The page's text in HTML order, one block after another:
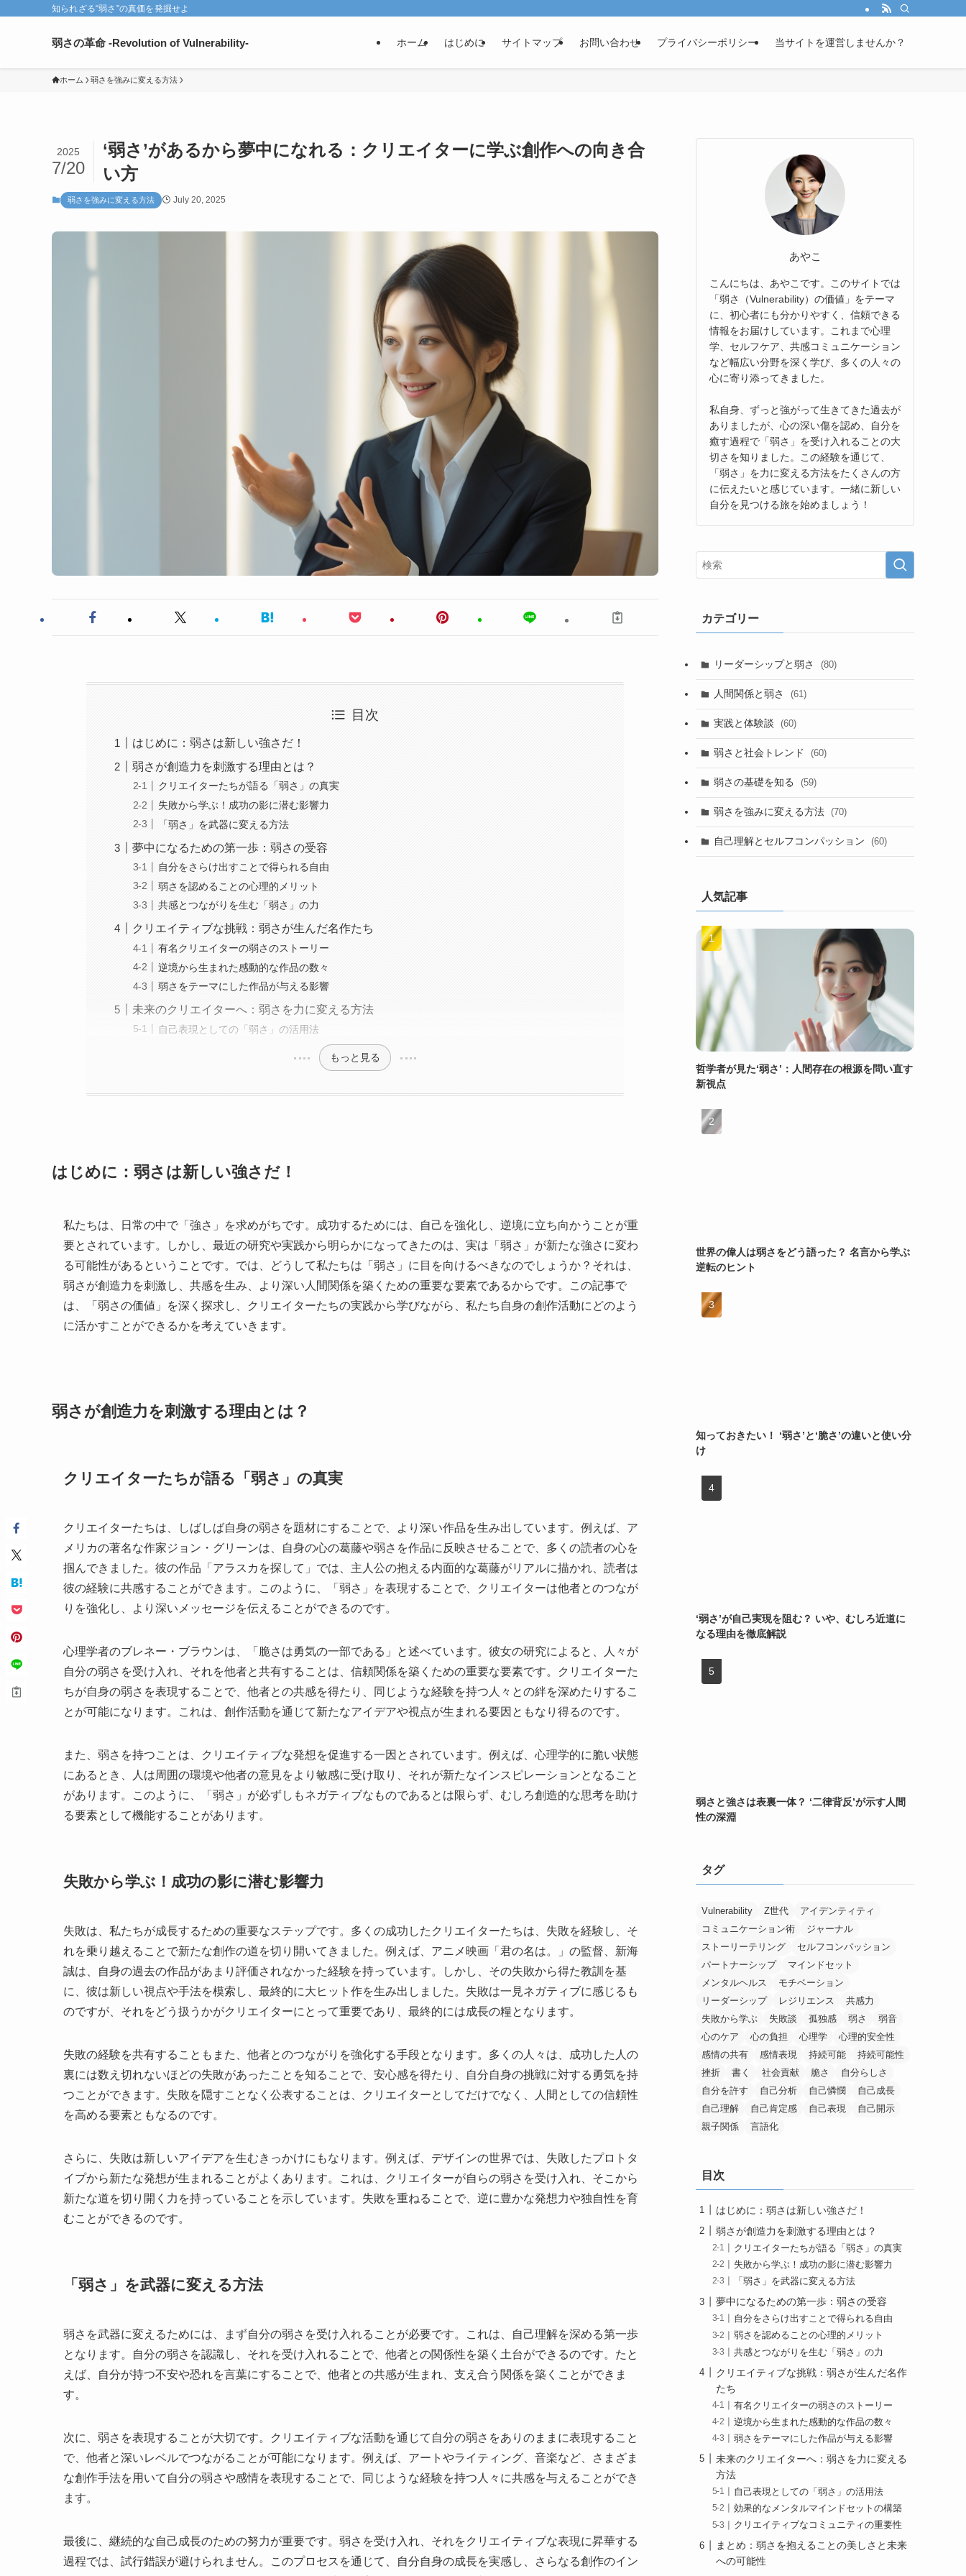
知られざる“弱さ”の真価を発掘せよ
弱さの革命 -Revolution of Vulnerability- ホーム はじめに サイトマップ お問い合わせ プライバシーポリシー 当サイトを運営しませんか？
ホーム 弱さを強みに変える方法
‘弱さ’があるから夢中になれる：クリエイターに学ぶ創作への向き合
い方
2025
7/20
弱さを強みに変える方法 July 20, 2025
目次
はじめに：弱さは新しい強さだ！
弱さが創造力を刺激する理由とは？
クリエイターたちが語る「弱さ」の真実
失敗から学ぶ！成功の影に潜む影響力
「弱さ」を武器に変える方法
夢中になるための第一歩：弱さの受容
自分をさらけ出すことで得られる自由
弱さを認めることの心理的メリット
共感とつながりを生む「弱さ」の力
クリエイティブな挑戦：弱さが生んだ名作たち
有名クリエイターの弱さのストーリー
逆境から生まれた感動的な作品の数々
弱さをテーマにした作品が与える影響
未来のクリエイターへ：弱さを力に変える方法
自己表現としての「弱さ」の活用法
もっと見る
はじめに：弱さは新しい強さだ！
私たちは、日常の中で「強さ」を求めがちです。成功するためには、自己を強化し、逆境に立ち向かうことが重
要とされています。しかし、最近の研究や実践から明らかになってきたのは、実は「弱さ」が新たな強さに変わ
る可能性があるということです。では、どうして私たちは「弱さ」に目を向けるべきなのでしょうか？それは、
弱さが創造力を刺激し、共感を生み、より深い人間関係を築くための重要な要素であるからです。この記事で
は、「弱さの価値」を深く探求し、クリエイターたちの実践から学びながら、私たち自身の創作活動にどのよう
に活かすことができるかを考えていきます。
弱さが創造力を刺激する理由とは？
クリエイターたちが語る「弱さ」の真実
クリエイターたちは、しばしば自身の弱さを題材にすることで、より深い作品を生み出しています。例えば、ア
メリカの著名な作家ジョン・グリーンは、自身の心の葛藤や弱さを作品に反映させることで、多くの読者の心を
掴んできました。彼の作品「アラスカを探して」では、主人公の抱える内面的な葛藤がリアルに描かれ、読者は
彼の経験に共感することができます。このように、「弱さ」を表現することで、クリエイターは他者とのつなが
りを強化し、より深いメッセージを伝えることができるのです。
心理学者のブレネー・ブラウンは、「脆さは勇気の一部である」と述べています。彼女の研究によると、人々が
自分の弱さを受け入れ、それを他者と共有することは、信頼関係を築くための重要な要素です。クリエイターた
ちが自身の弱さを表現することで、他者との共感を得たり、同じような経験を持つ人々との絆を深めたりするこ
とが可能になります。これは、創作活動を通じて新たなアイデアや視点が生まれる要因ともなり得るのです。
また、弱さを持つことは、クリエイティブな発想を促進する一因とされています。例えば、心理学的に脆い状態
にあるとき、人は周囲の環境や他者の意見をより敏感に受け取り、それが新たなインスピレーションとなること
があります。このように、「弱さ」が必ずしもネガティブなものであるとは限らず、むしろ創造的な思考を助け
る要素として機能することがあります。
失敗から学ぶ！成功の影に潜む影響力
失敗は、私たちが成長するための重要なステップです。多くの成功したクリエイターたちは、失敗を経験し、そ
れを乗り越えることで新たな創作の道を切り開いてきました。例えば、アニメ映画「君の名は。」の監督、新海
誠は、自身の過去の作品があまり評価されなかった経験を持っています。しかし、その失敗から得た教訓を基
に、彼は新しい視点や手法を模索し、最終的に大ヒット作を生み出しました。失敗は一見ネガティブに感じるも
のですが、それをどう扱うかがクリエイターにとって重要であり、最終的には成長の糧となります。
失敗の経験を共有することもまた、他者とのつながりを強化する手段となります。多くの人々は、成功した人の
裏には数え切れないほどの失敗があったことを知ることで、安心感を得たり、自分自身の挑戦に対する勇気を持
つことができます。失敗を隠すことなく公表することは、クリエイターとしてだけでなく、人間としての信頼性
を高める要素ともなるのです。
さらに、失敗は新しいアイデアを生むきっかけにもなります。例えば、デザインの世界では、失敗したプロトタ
イプから新たな発想が生まれることがよくあります。これは、クリエイターが自らの弱さを受け入れ、そこから
新たな道を切り開く力を持っていることを示しています。失敗を重ねることで、逆に豊かな発想力や独自性を育
むことができるのです。
「弱さ」を武器に変える方法
弱さを武器に変えるためには、まず自分の弱さを受け入れることが必要です。これは、自己理解を深める第一歩
となります。自分の弱さを認識し、それを受け入れることで、他者との関係性を築く土台ができるのです。たと
えば、自分が持つ不安や恐れを言葉にすることで、他者との共感が生まれ、支え合う関係を築くことができま
す。
次に、弱さを表現することが大切です。クリエイティブな活動を通じて自分の弱さをありのままに表現すること
で、他者と深いレベルでつながることが可能になります。例えば、アートやライティング、音楽など、さまざま
な創作手法を用いて自分の弱さや感情を表現することで、同じような経験を持つ人々に共感を与えることができ
ます。
最後に、継続的な自己成長のための努力が重要です。弱さを受け入れ、それをクリエイティブな表現に昇華する
過程では、試行錯誤が避けられません。このプロセスを通じて、自分自身の成長を実感し、さらなる創作のイン
あやこ
こんにちは、あやこです。このサイトでは
「弱さ（Vulnerability）の価値」をテーマ
に、初心者にも分かりやすく、信頼できる
情報をお届けしています。これまで心理
学、セルフケア、共感コミュニケーション
など幅広い分野を深く学び、多くの人々の
心に寄り添ってきました。
私自身、ずっと強がって生きてきた過去が
ありましたが、心の深い傷を認め、自分を
癒す過程で「弱さ」を受け入れることの大
切さを知りました。この経験を通じて、
「弱さ」を力に変える方法をたくさんの方
に伝えたいと感じています。一緒に新しい
自分を見つける旅を始めましょう！
カテゴリー
リーダーシップと弱さ (80)
人間関係と弱さ (61)
実践と体験談 (60)
弱さと社会トレンド (60)
弱さの基礎を知る (59)
弱さを強みに変える方法 (70)
自己理解とセルフコンパッション (60)
人気記事
哲学者が見た‘弱さ’：人間存在の根源を問い直す
新視点
世界の偉人は弱さをどう語った？ 名言から学ぶ
逆転のヒント
知っておきたい！ ‘弱さ’と‘脆さ’の違いと使い分
け
‘弱さ’が自己実現を阻む？ いや、むしろ近道に
なる理由を徹底解説
弱さと強さは表裏一体？ ‘二律背反’が示す人間
性の深淵
タグ
Vulnerability Z世代
アイデンティティ
コミュニケーション術
ジャーナル
ストーリーテリング
セルフコンパッション
パートナーシップ
マインドセット
メンタルヘルス
モチベーション
リーダーシップ
レジリエンス
共感力
失敗から学ぶ
失敗談 孤独感 弱さ
弱音
心のケア
心の負担 心理学
心理的安全性
感情の共有
感情表現 持続可能
持続可能性
挫折
書く 社会貢献 脆さ
自分らしさ
自分を許す
自己分析 自己憐憫
自己成長
自己理解
自己肯定感 自己表現
自己開示
親子関係
言語化
目次
はじめに：弱さは新しい強さだ！
弱さが創造力を刺激する理由とは？
クリエイターたちが語る「弱さ」の真実
失敗から学ぶ！成功の影に潜む影響力
「弱さ」を武器に変える方法
夢中になるための第一歩：弱さの受容
自分をさらけ出すことで得られる自由
弱さを認めることの心理的メリット
共感とつながりを生む「弱さ」の力
クリエイティブな挑戦：弱さが生んだ名作
たち
有名クリエイターの弱さのストーリー
逆境から生まれた感動的な作品の数々
弱さをテーマにした作品が与える影響
未来のクリエイターへ：弱さを力に変える
方法
自己表現としての「弱さ」の活用法
効果的なメンタルマインドセットの構築
クリエイティブなコミュニティの重要性
まとめ：弱さを抱えることの美しさと未来
への可能性